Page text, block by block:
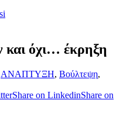
όχι… έκρηξη
ΑΝΑΠΤΥΞΗ, Βούλτεψη,
Share on LinkedinShare on